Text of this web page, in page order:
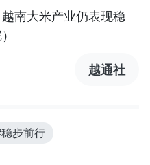
南大米产业仍表现稳
越通社
步前行